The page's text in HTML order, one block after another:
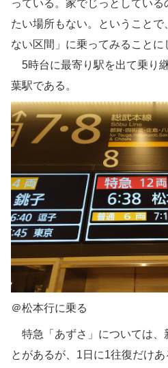
っている。家でじっとしてい
たい場所もない。ということ
ない区間」に乗ってみることに
5時台に最寄り駅を出て乗り
葉駅である。
＠松本行に乗る
特急「あずさ」については、
とがあるが、1日に1往復だけ